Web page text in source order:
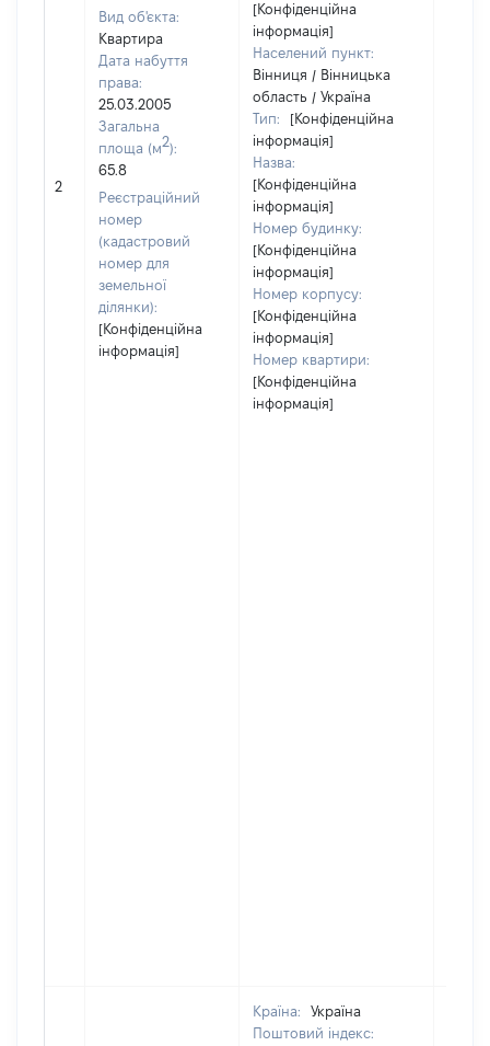
2
Вид об'єкта:
Квартира
Дата набуття
права:
25.03.2005
Загальна
площа (м2):
65.8
Реєстраційний
номер
(кадастровий
номер для
земельної
ділянки):
[Конфіденційна
інформація]
[Конфіденційна
інформація]
Населений пункт:
Вінниця / Вінницька
область / Україна
Тип:
[Конфіденційна
інформація]
Назва:
[Конфіденційна
інформація]
Номер будинку:
[Конфіденційна
інформація]
Номер корпусу:
[Конфіденційна
інформація]
Номер квартири:
[Конфіденційна
інформація]
Країна:
Україна
Поштовий індекс: